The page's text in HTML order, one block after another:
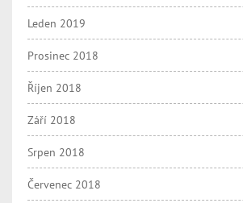
Leden 2019
Prosinec 2018
Říjen 2018
Září 2018
Srpen 2018
Červenec 2018